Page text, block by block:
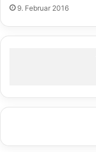
9. Februar 2016